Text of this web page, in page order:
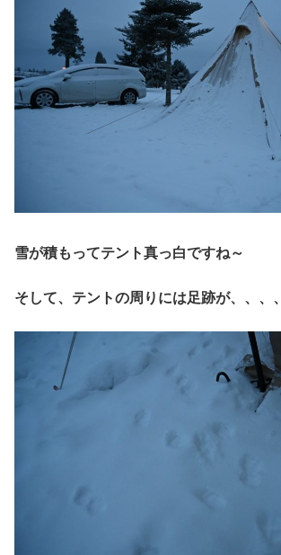
雪が積もってテント真っ白ですね～
そして、テントの周りには足跡が、、、、